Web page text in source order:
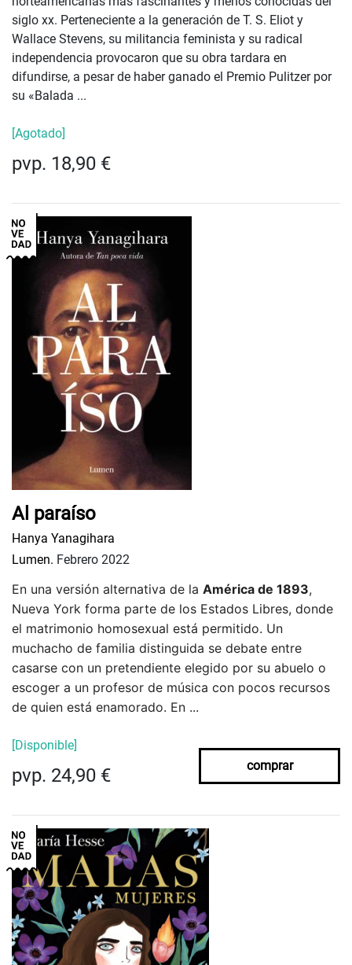
siglo xx. Perteneciente a la generación de T. S. Eliot y
Wallace Stevens, su militancia feminista y su radical
independencia provocaron que su obra tardara en
difundirse, a pesar de haber ganado el Premio Pulitzer por
su «Balada ...
[Agotado]
pvp. 18,90 €
Al paraíso
Hanya Yanagihara
Lumen. Febrero 2022
En una versión alternativa de la América de 1893,
Nueva York forma parte de los Estados Libres, donde
el matrimonio homosexual está permitido. Un
muchacho de familia distinguida se debate entre
casarse con un pretendiente elegido por su abuelo o
escoger a un profesor de música con pocos recursos
de quien está enamorado. En ...
[Disponible]
pvp. 24,90 € comprar